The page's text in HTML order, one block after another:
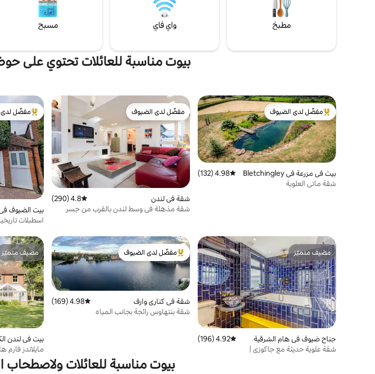
مطبخ واي فاي مسبح
بيوت مناسبة للعائلات تحتوي على
من أبرز البيوت المفضّلة لدى الضيوف
مفضّل لدى الضيوف
بيت في مزرعة في Bletchingley متوسط التقييم 4.98 من 5، 132 مراجعات
4.98 (132)
شقة ماتي العلوية
مفضّل لدى الضيوف
مفضّل لدى الضيوف
شقة في لندن متوسط التقييم 4.8 من 5، 290 مراجعات
4.8 (290)
شقة مذهلة في وسط لندن بالقرب من جسر
من أبرز
مفضّل لدى
بيت الضيوف
اسطبلات
مضيف متميّز
مضيف متميّز
جناح ضيوف في هام الشرقية متوسط التقييم 4.92 من 5، 196 مراجعات
4.92 (196)
شقة علوية حديثة مع جاكوزي |
من أبرز البيوت المفضّلة لدى الضيوف
مفضّل لدى الضيوف
شقة في كناري وارف متوسط التقييم 4.98 من 5، 169 مراجعات
4.98 (169)
شقة بنتهاوس رائجة بجانب المياه
مضيف متميّز
مضيف متميّز
بيت في لندن
مايلاندز
بيوت مناسبة للعائلات ولاصطحاب